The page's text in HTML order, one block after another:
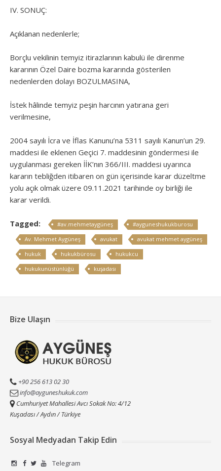
IV. SONUÇ:
Açıklanan nedenlerle;
Borçlu vekilinin temyiz itirazlarının kabulü ile direnme
kararının Özel Daire bozma kararında gösterilen
nedenlerden dolayı BOZULMASINA,
İstek hâlinde temyiz peşin harcının yatırana geri
verilmesine,
2004 sayılı İcra ve İflas Kanunu’na 5311 sayılı Kanun’un 29.
maddesi ile eklenen Geçici 7. maddesinin göndermesi ile
uygulanması gereken İİK’nın 366/III. maddesi uyarınca
kararın tebliğden itibaren on gün içerisinde karar düzeltme
yolu açık olmak üzere 09.11.2021 tarihinde oy birliği ile
karar verildi.
Tagged: #av.mehmetaygüneş
#ayguneshukukburosu
Av. Mehmet Aygüneş
avukat
avukat mehmet aygüneş
hukuk
hukukbürosu
hukukcu
hukukunüstünlüğü
kuşadası
Bize Ulaşın
+90 256 613 02 30
info@ayguneshukuk.com
Cumhuriyet Mahallesi Avcı Sokak No: 4/12
Kuşadası / Aydın / Türkiye
Sosyal Medyadan Takip Edin
Telegram